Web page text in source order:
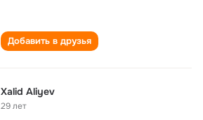
Добавить в друзья
Xalid Aliyev
29 лет